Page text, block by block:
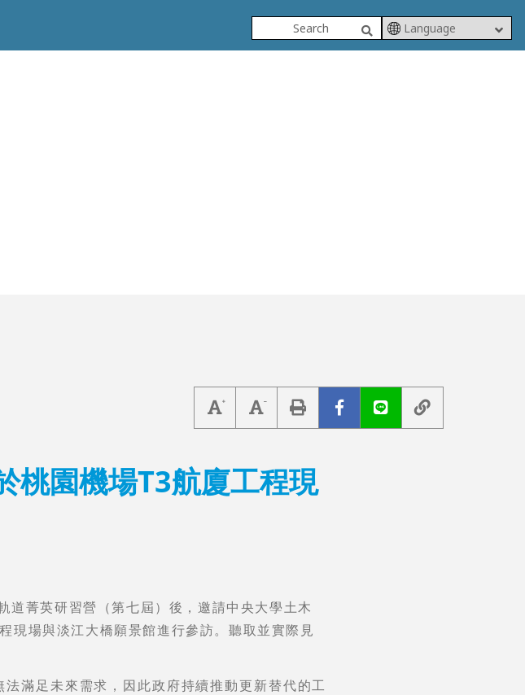
桃園機場T3航廈工程現
道菁英研習營（第七屆）後，邀請中央大學土木
現場與淡江大橋願景館進行參訪。聽取並實際見
滿足未來需求，因此政府持續推動更新替代的工